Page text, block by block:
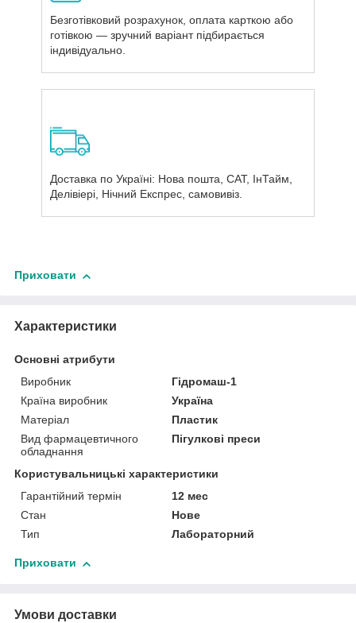
Безготівковий розрахунок, оплата карткою або
готівкою — зручний варіант підбирається
індивідуально.
Доставка по Україні: Нова пошта, САТ, ІнТайм,
Делівіері, Нічний Експрес, самовивіз.
Приховати
Характеристики
Основні атрибути
Виробник
Гідромаш-1
Країна виробник
Україна
Матеріал
Пластик
Вид фармацевтичного
обладнання
Пігулкові преси
Користувальницькі характеристики
Гарантійний термін
12 мес
Стан
Нове
Тип
Лабораторний
Приховати
Умови доставки